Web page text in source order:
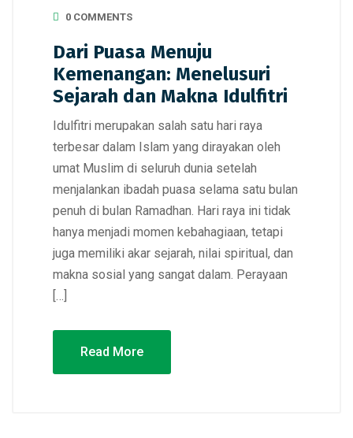
0 COMMENTS
Dari Puasa Menuju
Kemenangan: Menelusuri
Sejarah dan Makna Idulfitri
Idulfitri merupakan salah satu hari raya
terbesar dalam Islam yang dirayakan oleh
umat Muslim di seluruh dunia setelah
menjalankan ibadah puasa selama satu bulan
penuh di bulan Ramadhan. Hari raya ini tidak
hanya menjadi momen kebahagiaan, tetapi
juga memiliki akar sejarah, nilai spiritual, dan
makna sosial yang sangat dalam. Perayaan
[…]
Read More